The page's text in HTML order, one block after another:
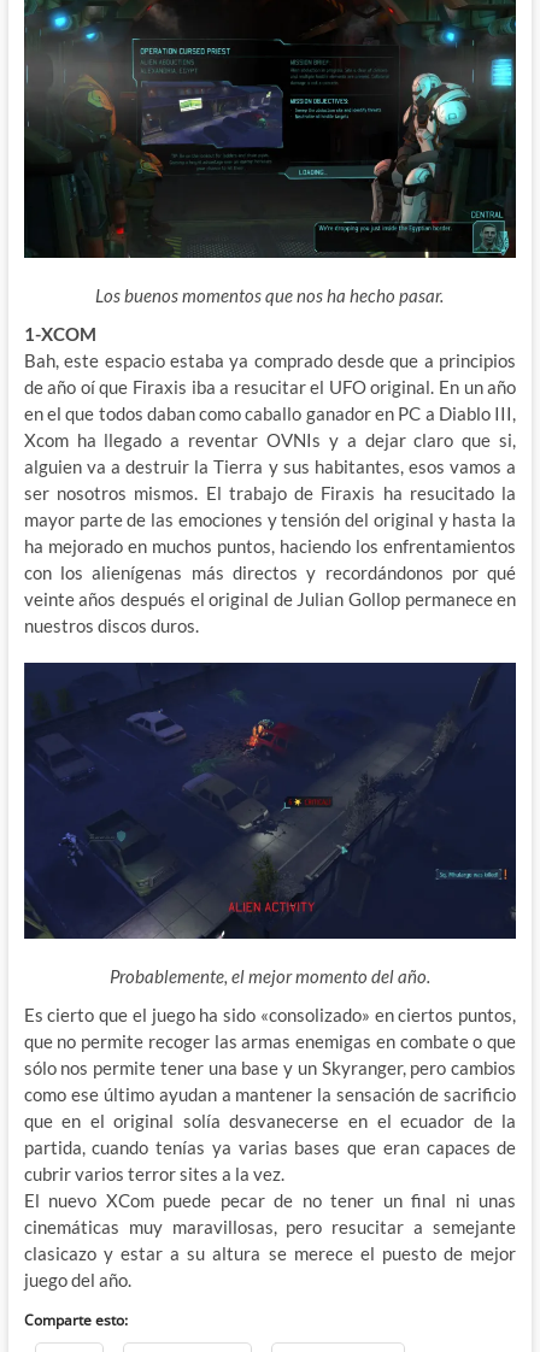
Los buenos momentos que nos ha hecho pasar.
1-XCOM
Bah, este espacio estaba ya comprado desde que a principios
de año oí que Firaxis iba a resucitar el UFO original. En un año
en el que todos daban como caballo ganador en PC a Diablo III,
Xcom ha llegado a reventar OVNIs y a dejar claro que si,
alguien va a destruir la Tierra y sus habitantes, esos vamos a
ser nosotros mismos. El trabajo de Firaxis ha resucitado la
mayor parte de las emociones y tensión del original y hasta la
ha mejorado en muchos puntos, haciendo los enfrentamientos
con los alienígenas más directos y recordándonos por qué
veinte años después el original de Julian Gollop permanece en
nuestros discos duros.
Probablemente, el mejor momento del año.
Es cierto que el juego ha sido «consolizado» en ciertos puntos,
que no permite recoger las armas enemigas en combate o que
sólo nos permite tener una base y un Skyranger, pero cambios
como ese último ayudan a mantener la sensación de sacrificio
que en el original solía desvanecerse en el ecuador de la
partida, cuando tenías ya varias bases que eran capaces de
cubrir varios terror sites a la vez.
El nuevo XCom puede pecar de no tener un final ni unas
cinemáticas muy maravillosas, pero resucitar a semejante
clasicazo y estar a su altura se merece el puesto de mejor
juego del año.
Comparte esto: